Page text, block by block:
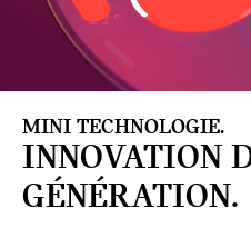
MINI TECHNOLOGIE.
INNOVATION
GÉNÉRATION.